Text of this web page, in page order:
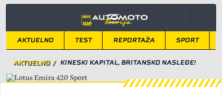
AKTUELNO TEST REPORTAŽA SPORT
AKTUELNO / KINESKI KAPITAL, BRITANSKO NASLEĐE!